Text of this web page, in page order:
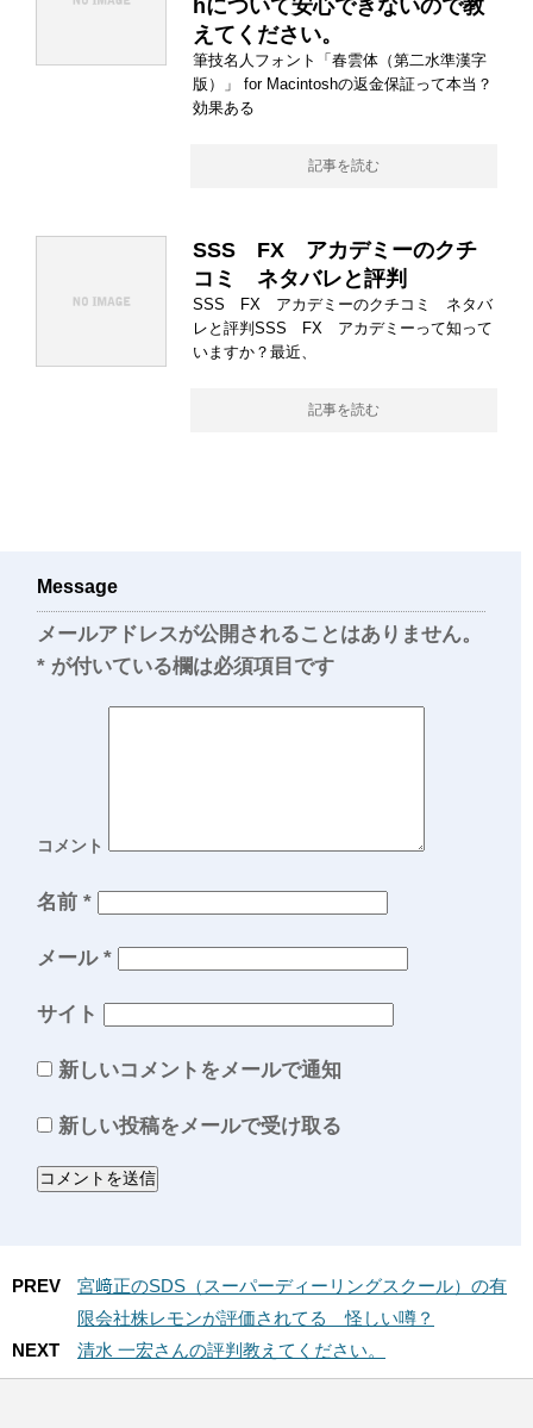
hについて安心できないので教
えてください。
筆技名人フォント「春雲体（第二水準漢字
版）」 for Macintoshの返金保証って本当？
効果ある
記事を読む
SSS FX アカデミーのクチ
コミ ネタバレと評判
SSS FX アカデミーのクチコミ ネタバ
レと評判SSS FX アカデミーって知って
いますか？最近、
記事を読む
Message
メールアドレスが公開されることはありません。
* が付いている欄は必須項目です
コメント
名前 *
メール *
サイト
新しいコメントをメールで通知
新しい投稿をメールで受け取る
PREV
宮﨑正のSDS（スーパーディーリングスクール）の有
限会社株レモンが評価されてる 怪しい噂？
NEXT
清水 一宏さんの評判教えてください。